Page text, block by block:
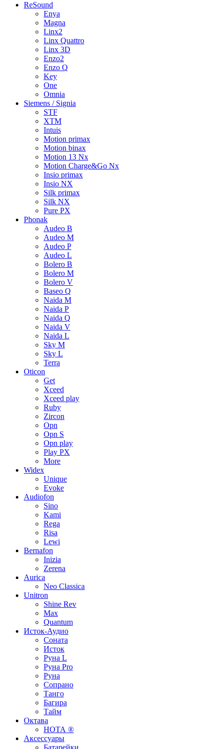
ReSound
Enya
Magna
Linx2
Linx Quattro
Linx 3D
Enzo2
Enzo Q
Key
One
Omnia
Siemens / Signia
STF
XTM
Intuis
Motion primax
Motion binax
Motion 13 Nx
Motion Charge&Go Nx
Insio primax
Insio NX
Silk primax
Silk NX
Pure PX
Phonak
Audeo B
Audeo M
Audeo P
Audeo L
Bolero B
Bolero M
Bolero V
Baseo Q
Naida M
Naida P
Naida Q
Naida V
Naida L
Sky M
Sky L
Terra
Oticon
Get
Xceed
Xceed play
Ruby
Zircon
Opn
Opn S
Opn play
Play PX
More
Widex
Unique
Evoke
Audiofon
Sino
Kami
Rega
Risa
Lewi
Bernafon
Inizia
Zerena
Aurica
Neo Classica
Unitron
Shine Rev
Max
Quantum
Исток-Аудио
Соната
Исток
Руна L
Руна Pro
Руна
Сопрано
Танго
Багира
Тайм
Октава
НОТА ®
Аксессуары
Батарейки